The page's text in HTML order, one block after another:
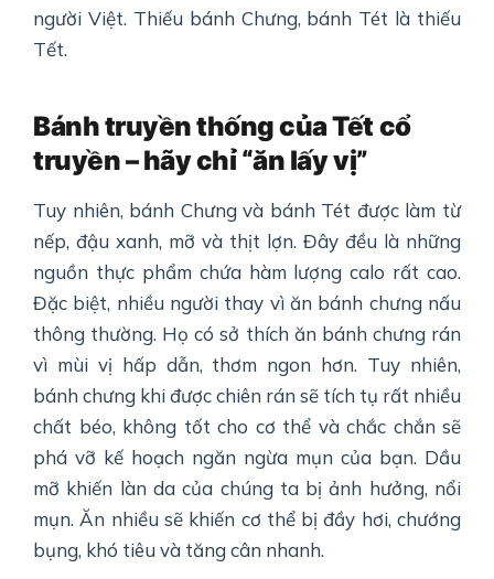
người Việt. Thiếu bánh Chưng, bánh Tét là thiếu
Tết.
Bánh truyền thống của Tết cổ
truyền – hãy chỉ “ăn lấy vị”
Tuy nhiên, bánh Chưng và bánh Tét được làm từ
nếp, đậu xanh, mỡ và thịt lợn. Đây đều là những
nguồn thực phẩm chứa hàm lượng calo rất cao.
Đặc biệt, nhiều người thay vì ăn bánh chưng nấu
thông thường. Họ có sở thích ăn bánh chưng rán
vì mùi vị hấp dẫn, thơm ngon hơn. Tuy nhiên,
bánh chưng khi được chiên rán sẽ tích tụ rất nhiều
chất béo, không tốt cho cơ thể và chắc chắn sẽ
phá vỡ kế hoạch ngăn ngừa mụn của bạn. Dầu
mỡ khiến làn da của chúng ta bị ảnh hưởng, nổi
mụn. Ăn nhiều sẽ khiến cơ thể bị đầy hơi, chướng
bụng, khó tiêu và tăng cân nhanh.